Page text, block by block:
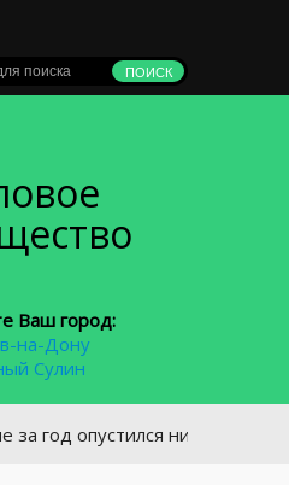
Ваш город:
на-Дону
Сулин
опустился ниже 62 рублей